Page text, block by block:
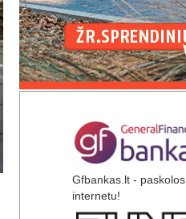
Gfbankas.lt - paskolos
internetu!